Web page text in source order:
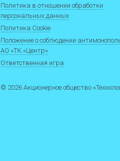
Политика в отношении обработки
персональных данных
Политика Cookie
Положение о соблюдении
АО «ТК «Центр»
Ответственная игра
© 2026 Акционерное общество